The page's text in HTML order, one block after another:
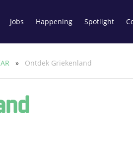
Jobs Happening Spotlight
» Ontdek Griekenland